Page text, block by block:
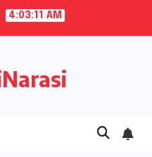
4:03:11 AM